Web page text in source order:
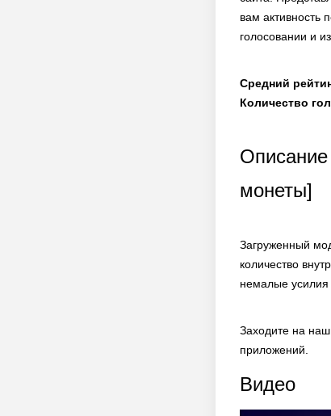
вам активность
голосовании и
Средний
Количество
монеты]
Загруженный
количество
немалые усилия
Заходите на
приложений.
Видео